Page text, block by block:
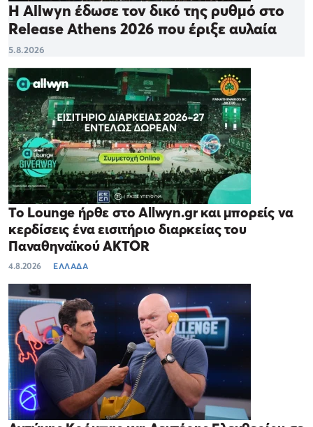
Η Allwyn έδωσε τον δικό της ρυθμό στο
Release Athens 2026 που έριξε αυλαία
5.8.2026
Το Lounge ήρθε στο Allwyn.gr και μπορείς να
κερδίσεις ένα εισιτήριο διαρκείας του
Παναθηναϊκού AKTOR
4.8.2026 ΕΛΛΑΔΑ